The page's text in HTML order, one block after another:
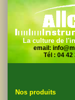
La culture de
email:
Tél : 04 42
Nos produits